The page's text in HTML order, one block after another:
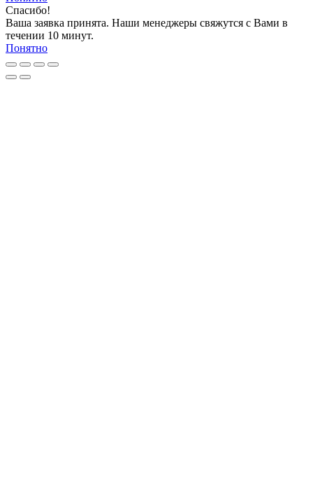
Спасибо!
Ваша заявка принята. Наши менеджеры свяжутся с Вами в
течении 10 минут.
Понятно